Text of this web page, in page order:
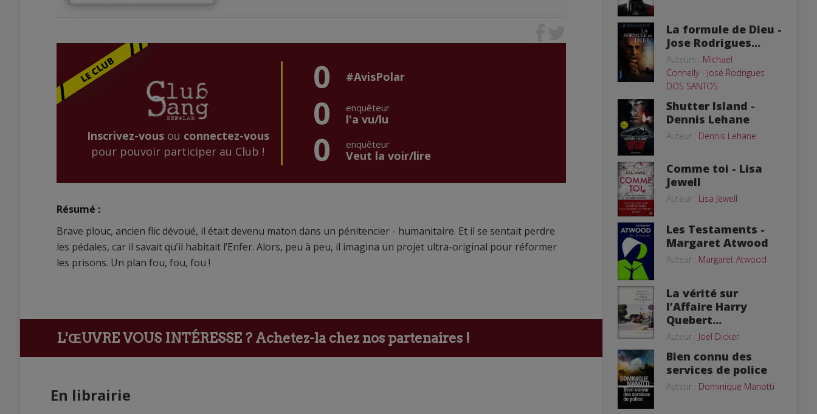
Inscrivez-vousou connectez-vous
pour pouvoir participer au Club !
0 #AvisPolar
0 enquêteur
l'a vu/lu
0 enquêteur
Veut la voir/lire
Résumé :
Brave plouc, ancien flic dévoué, il était devenu maton dans un pénitencier - humanitaire. Et il se sentait perdre
les pédales, car il savait qu’il habitait l’Enfer. Alors, peu à peu, il imagina un projet ultra-original pour réformer
les prisons. Un plan fou, fou, fou !
L'ŒUVRE VOUS INTÉRESSE ? Achetez-la chez nos partenaires !
En librairie
La formule de Dieu -
Jose Rodrigues...
Auteurs : Michael
Connelly- José Rodrigues
DOS SANTOS
Shutter Island -
Dennis Lehane
Auteur : Dennis Lehane
Comme toi - Lisa
Jewell
Auteur : Lisa Jewell
Les Testaments -
Margaret Atwood
Auteur : Margaret Atwood
La vérité sur
l’Affaire Harry
Quebert...
Auteur : Joël Dicker
Bien connu des
services de police
Auteur : Dominique Manotti